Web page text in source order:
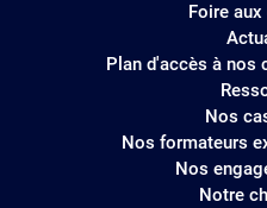
Foire
Plan d'accès à nos
Nos
Nos formateurs
Nos
Notre